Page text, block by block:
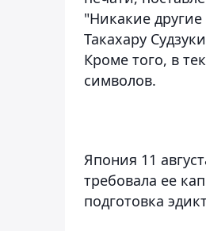
"Никакие
Такахару
Кроме того, в
символов.
Япония 11
требовала ее
подготовка